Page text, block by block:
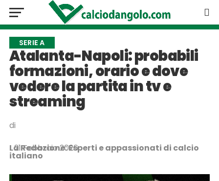
SERIE A
Atalanta-Napoli: probabili
formazioni, orario e dove
vedere la partita in tv e
streaming
di
La Redazione: Esperti e appassionati di calcio
italiano
21 Febbraio 2026